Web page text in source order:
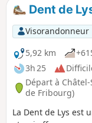
Dent de
Visorandonneur
5,92 km
3h 25
Départ à
de Fribourg)
La Dent de Lys est